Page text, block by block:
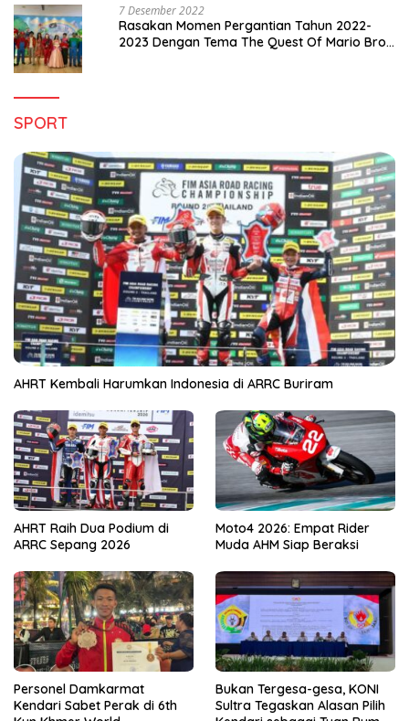
7 Desember 2022
Rasakan Momen Pergantian Tahun 2022-
2023 Dengan Tema The Quest Of Mario Bros
SPORT
AHRT Kembali Harumkan Indonesia di ARRC Buriram
AHRT Raih Dua Podium di
ARRC Sepang 2026
Moto4 2026: Empat Rider
Muda AHM Siap Beraksi
Personel Damkarmat
Kendari Sabet Perak di 6th
Bukan Tergesa-gesa, KONI
Sultra Tegaskan Alasan Pilih